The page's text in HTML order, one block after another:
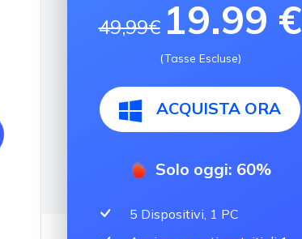
49,99€ 19.99 €
(Tasse Escluse)
ACQUISTA ORA
Solo oggi: 60%
5 Dispositivi, 1 PC